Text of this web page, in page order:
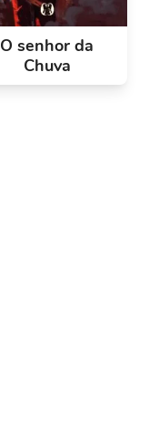
O senhor da
Chuva